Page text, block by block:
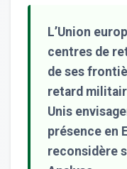
L’Union
centres de
de ses
retard
Unis
présence en
reconsidère